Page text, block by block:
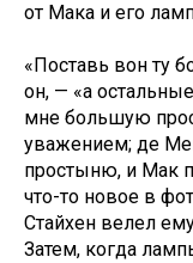
от Мака и его
«Поставь вон ту
он, — «а
мне большую
уважением; де
простыню, и Мак
что-то новое в
Стайхен велел
Затем, когда